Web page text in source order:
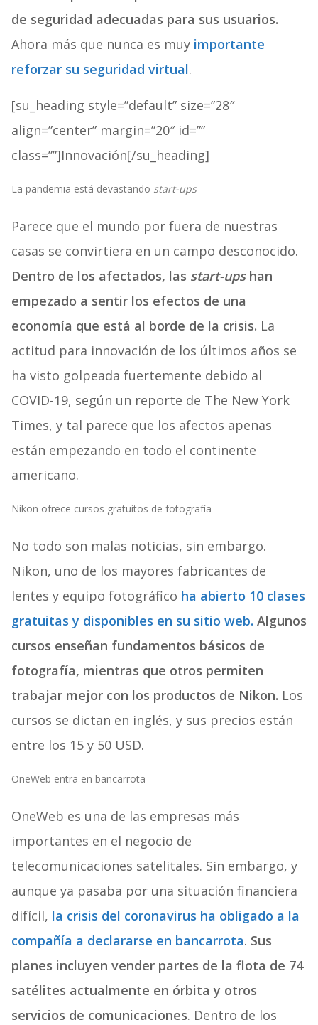
de seguridad adecuadas para sus usuarios.
Ahora más que nunca es muy importante
reforzar su seguridad virtual.
[su_heading style=”default” size=”28″
align=”center” margin=”20″ id=””
class=””]Innovación[/su_heading]
La pandemia está devastando start-ups
Parece que el mundo por fuera de nuestras
casas se convirtiera en un campo desconocido.
Dentro de los afectados, las start-upshan
empezado a sentir los efectos de una
economía que está al borde de la crisis. La
actitud para innovación de los últimos años se
ha visto golpeada fuertemente debido al
COVID-19, según un reporte de The New York
Times, y tal parece que los afectos apenas
están empezando en todo el continente
americano.
Nikon ofrece cursos gratuitos de fotografía
No todo son malas noticias, sin embargo.
Nikon, uno de los mayores fabricantes de
lentes y equipo fotográfico ha abierto 10 clases
gratuitas y disponibles en su sitio web. Algunos
cursos enseñan fundamentos básicos de
fotografía, mientras que otros permiten
trabajar mejor con los productos de Nikon. Los
cursos se dictan en inglés, y sus precios están
entre los 15 y 50 USD.
OneWeb entra en bancarrota
OneWeb es una de las empresas más
importantes en el negocio de
telecomunicaciones satelitales. Sin embargo, y
aunque ya pasaba por una situación financiera
difícil, la crisis del coronavirus ha obligado a la
compañía a declararse en bancarrota. Sus
planes incluyen vender partes de la flota de 74
satélites actualmente en órbita y otros
servicios de comunicaciones. Dentro de los